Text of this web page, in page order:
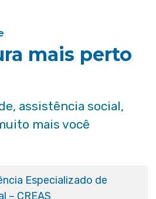
mais perto
assistência social,
mais você
Especializado de
– CREAS